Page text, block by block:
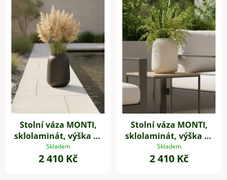
p
o
d
u
k
Stolní váza MONTI,
sklolaminát, výška 34
cm, antracit
Skladem
2 410 Kč
Stolní váza MONTI,
sklolaminát, výška 34
cm, béžová
Skladem
2 410 Kč